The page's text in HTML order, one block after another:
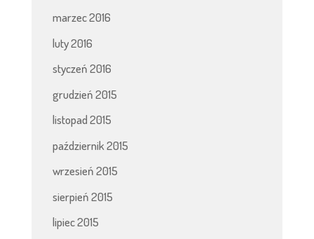
marzec 2016
luty 2016
styczeń 2016
grudzień 2015
listopad 2015
październik 2015
wrzesień 2015
sierpień 2015
lipiec 2015